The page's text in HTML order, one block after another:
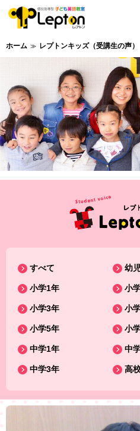
ホーム レプトンキッズ（受講生の声）
すべて 幼
小学1年 小
小学3年 小
小学5年 小
中学1年 中
中学3年 高